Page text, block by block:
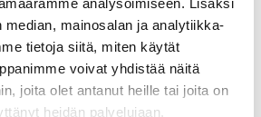
median, mainosalan ja analytiikka-
tietoja siitä, miten käytät
voivat yhdistää näitä
joita olet antanut heille tai joita on
heidän palvelujaan.
12G2,5